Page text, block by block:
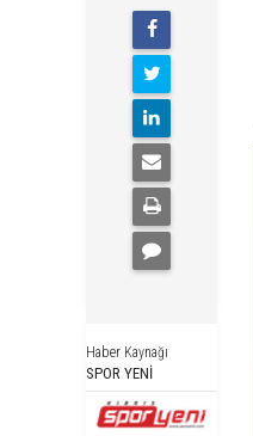
Haber Kaynağı
SPOR YENİ